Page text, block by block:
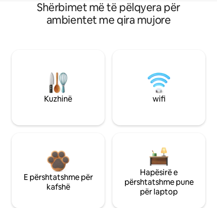
Shërbimet më të pëlqyera për
ambientet me qira mujore
Kuzhinë wifi
E përshtatshme për
kafshë
Hapësirë e
përshtatshme pune
për laptop